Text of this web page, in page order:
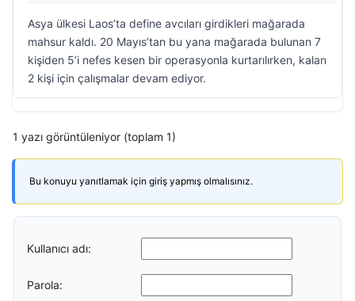
Asya ülkesi Laos’ta define avcıları girdikleri mağarada
mahsur kaldı. 20 Mayıs’tan bu yana mağarada bulunan 7
kişiden 5’i nefes kesen bir operasyonla kurtarılırken, kalan
2 kişi için çalışmalar devam ediyor.
1 yazı görüntüleniyor (toplam 1)
Bu konuyu yanıtlamak için giriş yapmış olmalısınız.
Kullanıcı adı:
Parola: